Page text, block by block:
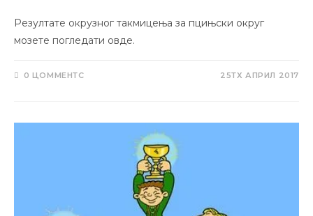
Резултате окрузног такмицења за пцињски округ
мозете погледати овде.
0 ЦОММЕНТС 25ТХ АПРИЛ 2017